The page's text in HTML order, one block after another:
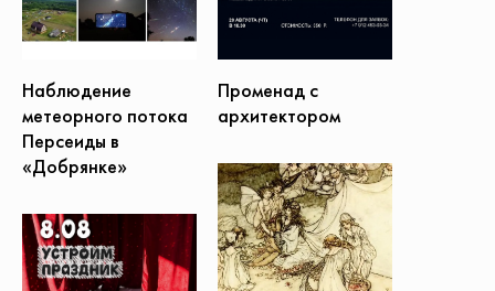
Наблюдение
метеорного потока
Персеиды в
«Добрянке»
Променад с
архитектором